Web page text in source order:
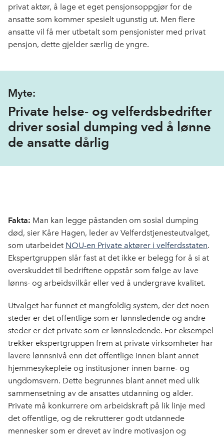
privat aktør, å lage et eget pensjonsoppgjør for de
ansatte som kommer spesielt ugunstig ut. Men flere
ansatte vil få mer utbetalt som pensjonister med privat
pensjon, dette gjelder særlig de yngre.
Myte:
Private helse- og velferdsbedrifter
driver sosial dumping ved å lønne
de ansatte dårlig
Fakta: Man kan legge påstanden om sosial dumping
død, sier Kåre Hagen, leder av Velferdstjenesteutvalget,
som utarbeidet NOU-en Private aktører i velferdsstaten.
Ekspertgruppen slår fast at det ikke er belegg for å si at
overskuddet til bedriftene oppstår som følge av lave
lønns- og arbeidsvilkår eller ved å undergrave kvalitet.
Utvalget har funnet et mangfoldig system, der det noen
steder er det offentlige som er lønnsledende og andre
steder er det private som er lønnsledende. For eksempel
trekker ekspertgruppen frem at private virksomheter har
lavere lønnsnivå enn det offentlige innen blant annet
hjemmesykepleie og institusjoner innen barne- og
ungdomsvern. Dette begrunnes blant annet med ulik
sammensetning av de ansattes utdanning og alder.
Private må konkurrere om arbeidskraft på lik linje med
det offentlige, og de rekrutterer godt utdannede
mennesker som er drevet av indre motivasjon og